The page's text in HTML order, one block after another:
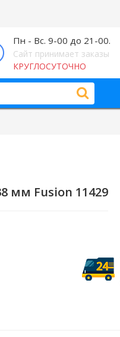
Пн - Вс. 9-00 до 21-00.
Сайт принимает заказы
КРУГЛОСУТОЧНО
мм Fusion 11429